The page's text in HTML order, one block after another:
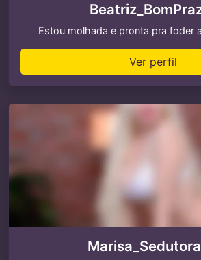
Estou molhada e pronta pra foder
Ver perfil